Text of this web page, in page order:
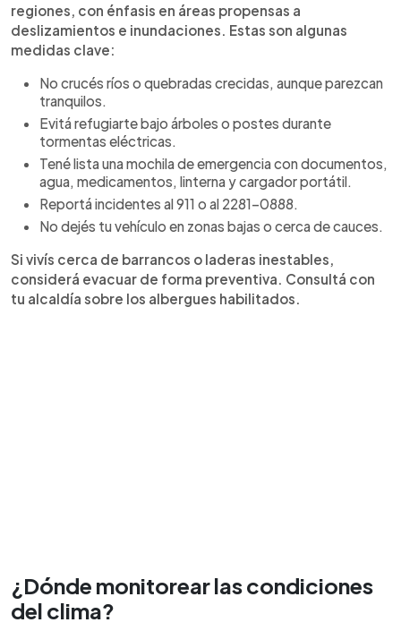
regiones, con énfasis en áreas propensas a
deslizamientos e inundaciones. Estas son algunas
medidas clave:
No crucés ríos o quebradas crecidas, aunque parezcan
tranquilos.
Evitá refugiarte bajo árboles o postes durante
tormentas eléctricas.
Tené lista una mochila de emergencia con documentos,
agua, medicamentos, linterna y cargador portátil.
Reportá incidentes al 911 o al 2281-0888.
No dejés tu vehículo en zonas bajas o cerca de cauces.
Si vivís cerca de barrancos o laderas inestables,
considerá evacuar de forma preventiva. Consultá con
tu alcaldía sobre los albergues habilitados.
¿Dónde monitorear las condiciones
del clima?